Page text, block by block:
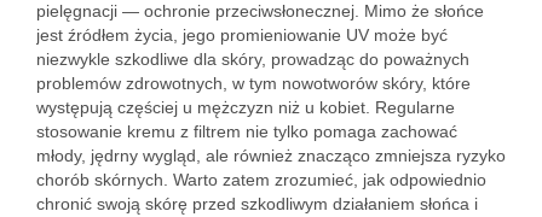
pielęgnacji — ochronie przeciwsłonecznej. Mimo że słońce
jest źródłem życia, jego promieniowanie UV może być
niezwykle szkodliwe dla skóry, prowadząc do poważnych
problemów zdrowotnych, w tym nowotworów skóry, które
występują częściej u mężczyzn niż u kobiet. Regularne
stosowanie kremu z filtrem nie tylko pomaga zachować
młody, jędrny wygląd, ale również znacząco zmniejsza ryzyko
chorób skórnych. Warto zatem zrozumieć, jak odpowiednio
chronić swoją skórę przed szkodliwym działaniem słońca i